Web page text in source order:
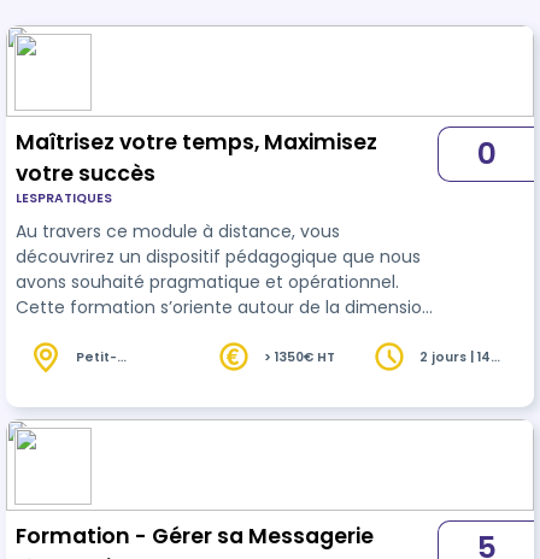
Maîtrisez votre temps, Maximisez
votre succès
LESPRATIQUES
Au travers ce module à distance, vous
découvrirez un dispositif pédagogique que nous
avons souhaité pragmatique et opérationnel.
Cette formation s’oriente autour de la dimension
d'être efficace. Cette formation s’articule autour
de temps - La méthode de traitement pour être
efficient - La prise de conscience que l'on peut
0
Petit-
> 1350€ HT
2 jours | 14
Formation - Gérer sa Messagerie
5